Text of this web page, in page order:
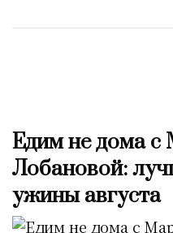
Едим не дома с
Лобановой:
ужины августа